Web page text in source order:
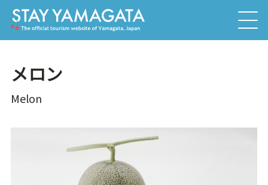
メロン
Melon